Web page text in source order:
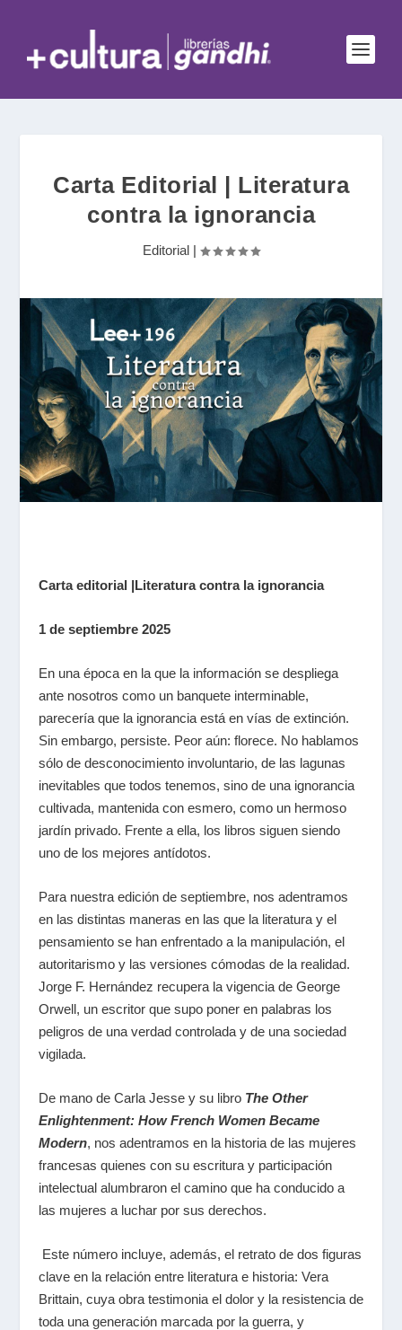
Carta Editorial | Literatura
contra la ignorancia
Editorial |
Carta editorial |Literatura contra la ignorancia
1 de septiembre 2025
En una época en la que la información se despliega
ante nosotros como un banquete interminable,
parecería que la ignorancia está en vías de extinción.
Sin embargo, persiste. Peor aún: florece. No hablamos
sólo de desconocimiento involuntario, de las lagunas
inevitables que todos tenemos, sino de una ignorancia
cultivada, mantenida con esmero, como un hermoso
jardín privado. Frente a ella, los libros siguen siendo
uno de los mejores antídotos.
Para nuestra edición de septiembre, nos adentramos
en las distintas maneras en las que la literatura y el
pensamiento se han enfrentado a la manipulación, el
autoritarismo y las versiones cómodas de la realidad.
Jorge F. Hernández recupera la vigencia de George
Orwell, un escritor que supo poner en palabras los
peligros de una verdad controlada y de una sociedad
vigilada.
De mano de Carla Jesse y su libro The Other
Enlightenment: How French Women Became
Modern, nos adentramos en la historia de las mujeres
francesas quienes con su escritura y participación
intelectual alumbraron el camino que ha conducido a
las mujeres a luchar por sus derechos.
Este número incluye, además, el retrato de dos figuras
clave en la relación entre literatura e historia: Vera
Brittain, cuya obra testimonia el dolor y la resistencia de
toda una generación marcada por la guerra, y